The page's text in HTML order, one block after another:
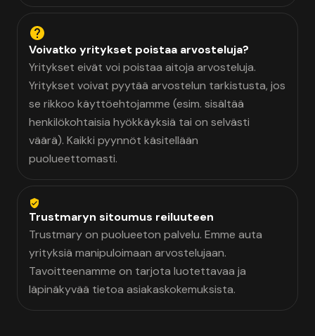
Voivatko yritykset poistaa arvosteluja?
Yritykset eivät voi poistaa aitoja arvosteluja.
Yritykset voivat pyytää arvostelun tarkistusta, jos
se rikkoo käyttöehtojamme (esim. sisältää
henkilökohtaisia hyökkäyksiä tai on selvästi
väärä). Kaikki pyynnöt käsitellään
puolueettomasti.
Trustmaryn sitoumus reiluuteen
Trustmary on puolueeton palvelu. Emme auta
yrityksiä manipuloimaan arvostelujaan.
Tavoitteenamme on tarjota luotettavaa ja
läpinäkyvää tietoa asiakaskokemuksista.